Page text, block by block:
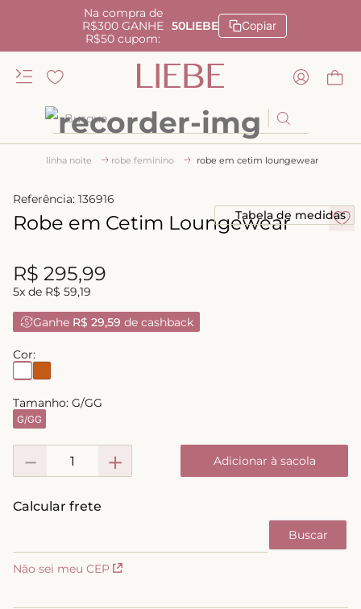
Na compra de
R$300 GANHE
R$50 cupom:
50LIEBE Copiar
Busque
linha noite robe feminino robe em cetim loungewear
Referência: 136916
Robe em Cetim Loungewear
R$ 295,99
5x de R$ 59,19
Ganhe R$ 29,59 de cashback
Tabela de medidas
Cor:
Tamanho: G/GG
G/GG
＋
－ Adicionar à sacola
Não sei meu CEP
TERMOS MAIS BUSCADOS
calcinha renda
anatomic
calcinha alta
triangulo
biquini
calcinha